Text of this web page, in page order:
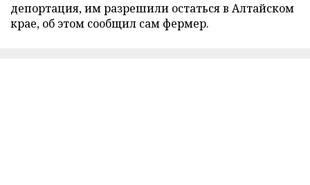
депортация, им разрешили остаться в Алтайском
крае, об этом сообщил сам фермер.